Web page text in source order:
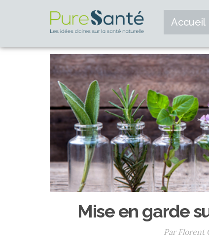
Accueil
Mise en garde
Par Florent